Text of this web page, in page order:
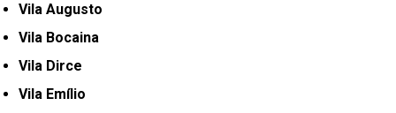
Vila Augusto
Vila Bocaina
Vila Dirce
Vila Emílio